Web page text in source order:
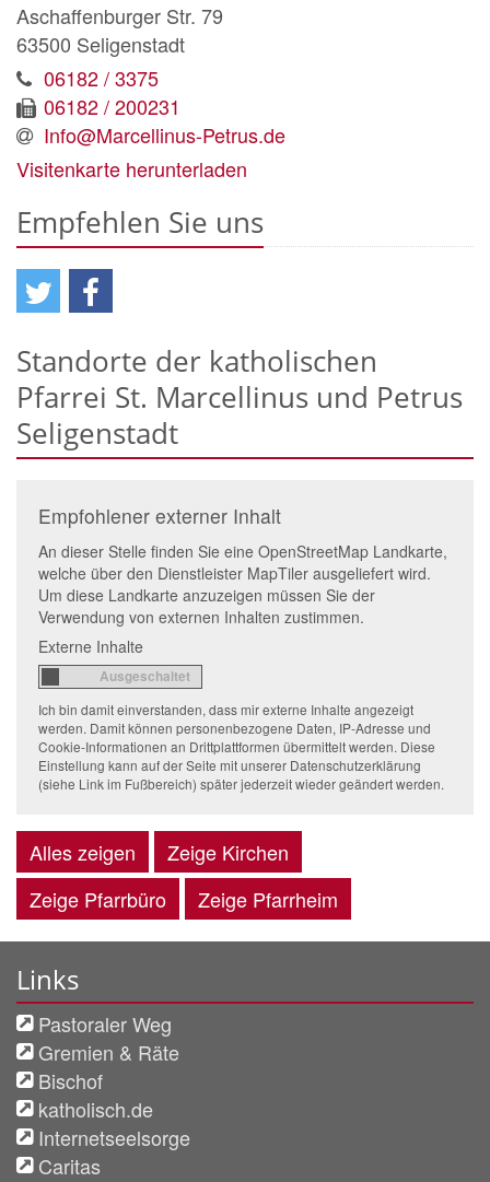
Aschaffenburger Str. 79
63500 Seligenstadt
06182 / 3375
06182 / 200231
Info@Marcellinus-Petrus.de
Visitenkarte herunterladen
Empfehlen Sie uns
Standorte der katholischen
Pfarrei St. Marcellinus und Petrus
Seligenstadt
Empfohlener externer Inhalt
An dieser Stelle finden Sie eine OpenStreetMap Landkarte,
welche über den Dienstleister MapTiler ausgeliefert wird.
Um diese Landkarte anzuzeigen müssen Sie der
Verwendung von externen Inhalten zustimmen.
Externe Inhalte
Ich bin damit einverstanden, dass mir externe Inhalte angezeigt
werden. Damit können personenbezogene Daten, IP-Adresse und
Cookie-Informationen an Drittplattformen übermittelt werden. Diese
Einstellung kann auf der Seite mit unserer Datenschutzerklärung
(siehe Link im Fußbereich) später jederzeit wieder geändert werden.
Alles zeigen
Zeige Kirchen
Zeige Pfarrbüro
Zeige Pfarrheim
Links
Pastoraler Weg
Gremien & Räte
Bischof
katholisch.de
Internetseelsorge
Caritas